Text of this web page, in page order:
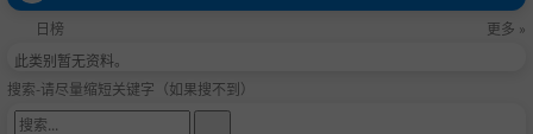
日榜
更多 »
此类别暂无资料。
搜索-请尽量缩短关键字（如果搜不到）